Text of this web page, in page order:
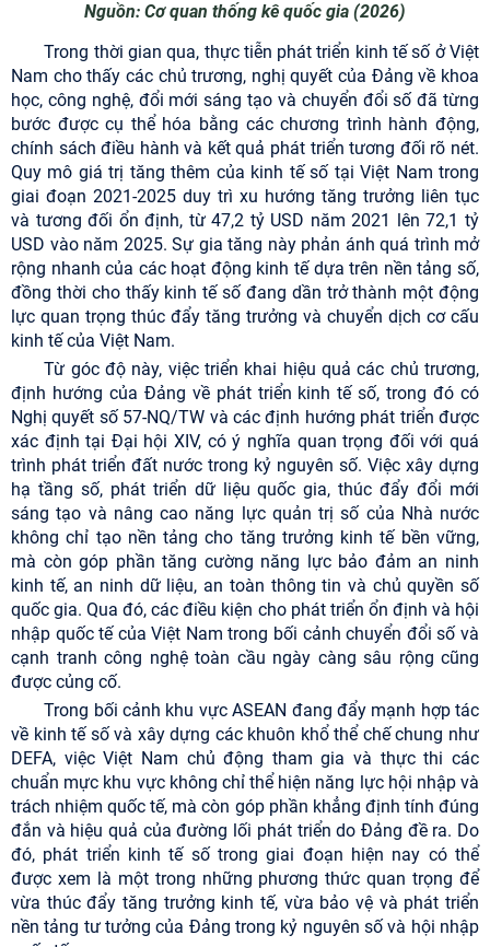
Nguồn: Cơ quan thống kê quốc gia (2026)
Trong thời gian qua, thực tiễn phát triển kinh tế số ở Việt
Nam cho thấy các chủ trương, nghị quyết của Đảng về khoa
học, công nghệ, đổi mới sáng tạo và chuyển đổi số đã từng
bước được cụ thể hóa bằng các chương trình hành động,
chính sách điều hành và kết quả phát triển tương đối rõ nét.
Quy mô giá trị tăng thêm của kinh tế số tại Việt Nam trong
giai đoạn 2021-2025 duy trì xu hướng tăng trưởng liên tục
và tương đối ổn định, từ 47,2 tỷ USD năm 2021 lên 72,1 tỷ
USD vào năm 2025. Sự gia tăng này phản ánh quá trình mở
rộng nhanh của các hoạt động kinh tế dựa trên nền tảng số,
đồng thời cho thấy kinh tế số đang dần trở thành một động
lực quan trọng thúc đẩy tăng trưởng và chuyển dịch cơ cấu
kinh tế của Việt Nam.
Từ góc độ này, việc triển khai hiệu quả các chủ trương,
định hướng của Đảng về phát triển kinh tế số, trong đó có
Nghị quyết số 57-NQ/TW và các định hướng phát triển được
xác định tại Đại hội XIV, có ý nghĩa quan trọng đối với quá
trình phát triển đất nước trong kỷ nguyên số. Việc xây dựng
hạ tầng số, phát triển dữ liệu quốc gia, thúc đẩy đổi mới
sáng tạo và nâng cao năng lực quản trị số của Nhà nước
không chỉ tạo nền tảng cho tăng trưởng kinh tế bền vững,
mà còn góp phần tăng cường năng lực bảo đảm an ninh
kinh tế, an ninh dữ liệu, an toàn thông tin và chủ quyền số
quốc gia. Qua đó, các điều kiện cho phát triển ổn định và hội
nhập quốc tế của Việt Nam trong bối cảnh chuyển đổi số và
cạnh tranh công nghệ toàn cầu ngày càng sâu rộng cũng
được củng cố.
Trong bối cảnh khu vực ASEAN đang đẩy mạnh hợp tác
về kinh tế số và xây dựng các khuôn khổ thể chế chung như
DEFA, việc Việt Nam chủ động tham gia và thực thi các
chuẩn mực khu vực không chỉ thể hiện năng lực hội nhập và
trách nhiệm quốc tế, mà còn góp phần khẳng định tính đúng
đắn và hiệu quả của đường lối phát triển do Đảng đề ra. Do
đó, phát triển kinh tế số trong giai đoạn hiện nay có thể
được xem là một trong những phương thức quan trọng để
vừa thúc đẩy tăng trưởng kinh tế, vừa bảo vệ và phát triển
nền tảng tư tưởng của Đảng trong kỷ nguyên số và hội nhập